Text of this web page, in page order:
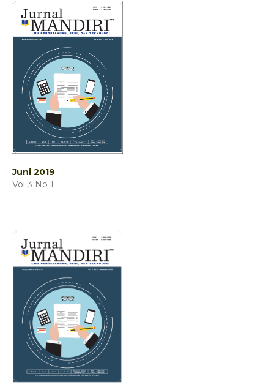
Juni 2019
Vol 3 No 1